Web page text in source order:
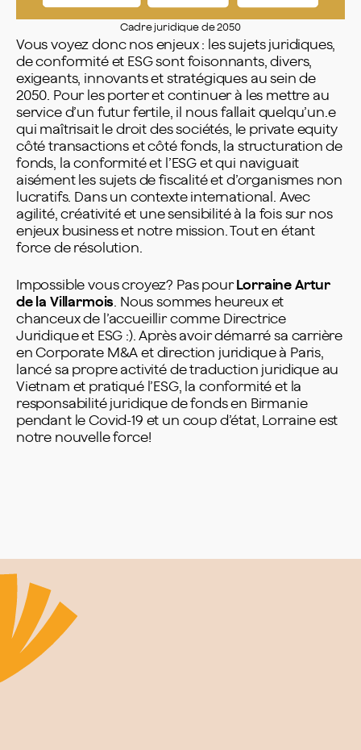
Cadre juridique de 2050
Vous voyez donc nos enjeux : les sujets juridiques,
de conformité et ESG sont foisonnants, divers,
exigeants, innovants et stratégiques au sein de
2050. Pour les porter et continuer à les mettre au
service d’un futur fertile, il nous fallait quelqu’un.e
qui maîtrisait le droit des sociétés, le private equity
côté transactions et côté fonds, la structuration de
fonds, la conformité et l’ESG et qui naviguait
aisément les sujets de fiscalité et d’organismes non
lucratifs. Dans un contexte international. Avec
agilité, créativité et une sensibilité à la fois sur nos
enjeux business et notre mission. Tout en étant
force de résolution.
Impossible vous croyez? Pas pour Lorraine Artur
de la Villarmois. Nous sommes heureux et
chanceux de l’accueillir comme Directrice
Juridique et ESG :). Après avoir démarré sa carrière
en Corporate M&A et direction juridique à Paris,
lancé sa propre activité de traduction juridique au
Vietnam et pratiqué l’ESG, la conformité et la
responsabilité juridique de fonds en Birmanie
pendant le Covid-19 et un coup d’état, Lorraine est
notre nouvelle force!